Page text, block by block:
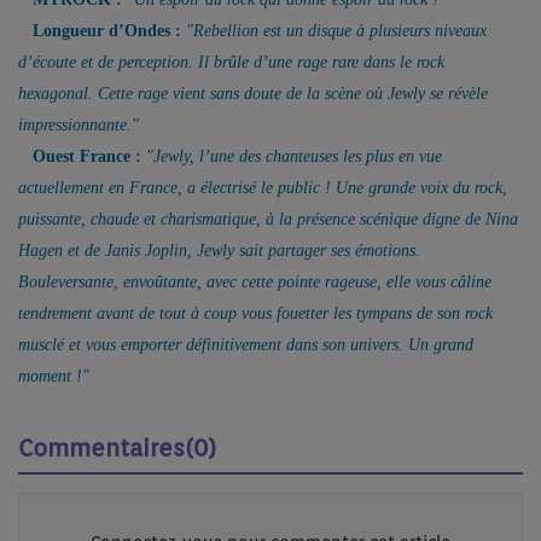
Longueur d’Ondes : "Rebellion est un disque à plusieurs niveaux
d’écoute et de perception. Il brûle d’une rage rare dans le rock
hexagonal. Cette rage vient sans doute de la scène où Jewly se révèle
impressionnante. "
Ouest France : "Jewly, l’une des chanteuses les plus en vue
actuellement en France, a électrisé le public ! Une grande voix du rock,
puissante, chaude et charismatique, à la présence scénique digne de Nina
Hagen et de Janis Joplin, Jewly sait partager ses émotions.
Bouleversante, envoûtante, avec cette pointe rageuse, elle vous câline
tendrement avant de tout à coup vous fouetter les tympans de son rock
musclé et vous emporter définitivement dans son univers. Un grand
moment !"
Commentaires(0)